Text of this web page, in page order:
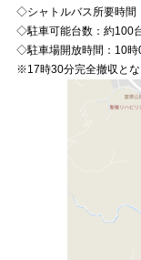
◇シャトルバス所要時間
◇駐車可能台数：約100
◇駐車場開放時間：10時
※17時30分完全撤収とな